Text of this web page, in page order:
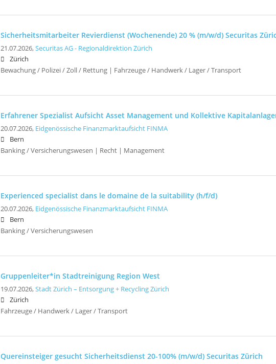
Sicherheitsmitarbeiter Revierdienst (Wochenende) 20 % (m/w/d) Securitas
21.07.2026,Securitas AG - Regionaldirektion Zürich
Zürich
Bewachung / Polizei / Zoll / Rettung | Fahrzeuge / Handwerk / Lager / Transport
Erfahrener Spezialist Aufsicht Asset Management und Kollektive
20.07.2026, Eidgenössische Finanzmarktaufsicht FINMA
Bern
Banking / Versicherungswesen | Recht | Management
Experienced specialist dans le domaine de la suitability (h/f/d)
20.07.2026, Eidgenössische Finanzmarktaufsicht FINMA
Bern
Banking / Versicherungswesen
Gruppenleiter*in Stadtreinigung Region West
19.07.2026,Stadt Zürich – Entsorgung + Recycling Zürich
Zürich
Fahrzeuge / Handwerk / Lager / Transport
Quereinsteiger gesucht Sicherheitsdienst 20-100% (m/w/d) Securitas Zürich